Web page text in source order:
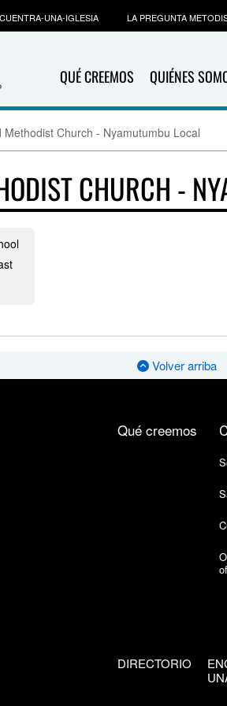
QUÉ CREEMOS QUIÉNES
UNA-IGLESIA LA PREGUNTA
Methodist Church - Nyamutumbu Local
CHURCH -
Volver arriba
Qué creemos
DIRECTORIO